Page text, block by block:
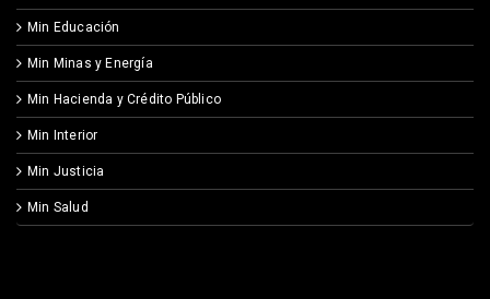
Min Educación
Min Minas y Energía
Min Hacienda y Crédito Público
Min Interior
Min Justicia
Min Salud